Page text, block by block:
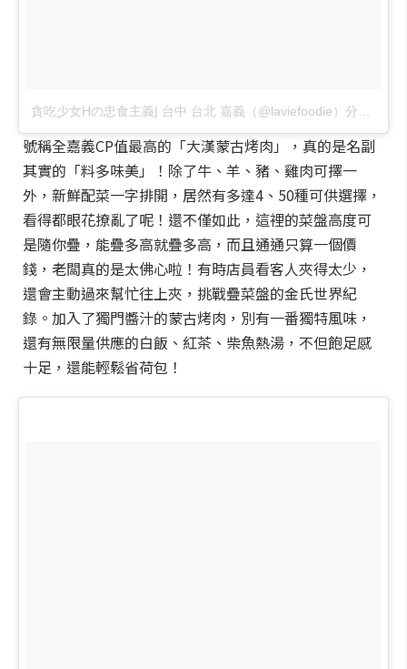
號稱全嘉義CP值最高的「大漢蒙古烤肉」，真的是名副
其實的「料多味美」！除了牛、羊、豬、雞肉可擇一
外，新鮮配菜一字排開，居然有多達4、50種可供選擇，
看得都眼花撩亂了呢！還不僅如此，這裡的菜盤高度可
是隨你疊，能疊多高就疊多高，而且通通只算一個價
錢，老闆真的是太佛心啦！有時店員看客人夾得太少，
還會主動過來幫忙往上夾，挑戰疊菜盤的金氏世界紀
錄。加入了獨門醬汁的蒙古烤肉，別有一番獨特風味，
還有無限量供應的白飯、紅茶、柴魚熱湯，不但飽足感
十足，還能輕鬆省荷包！